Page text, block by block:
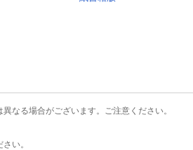
なる場合がございます。ご注意ください。
い。